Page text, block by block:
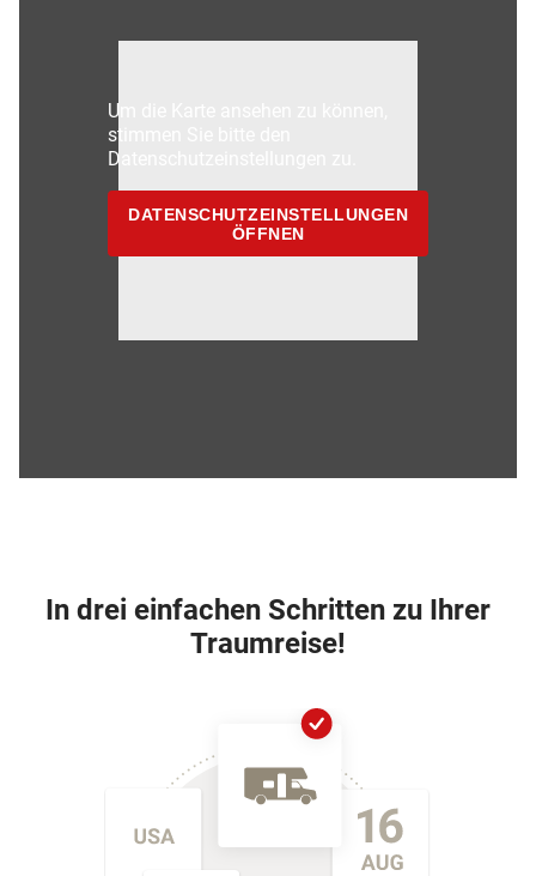
Um die Karte ansehen zu können,
stimmen Sie bitte den
Datenschutzeinstellungen zu.
DATENSCHUTZEINSTELLUNGEN
ÖFFNEN
In drei einfachen Schritten zu Ihrer
Traumreise!